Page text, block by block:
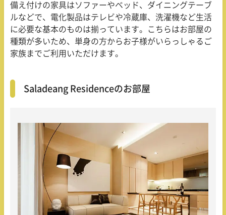
備え付けの家具はソファーやベッド、ダイニングテーブ
ルなどで、電化製品はテレビや冷蔵庫、洗濯機など生活
に必要な基本のものは揃っています。こちらはお部屋の
種類が多いため、単身の方からお子様がいらっしゃるご
家族までご利用いただけます。
Saladeang Residenceのお部屋